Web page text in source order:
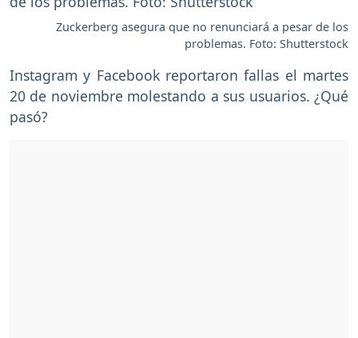
Zuckerberg asegura que no renunciará a pesar de los
problemas. Foto: Shutterstock
Instagram y Facebook reportaron fallas el martes
20 de noviembre molestando a sus usuarios. ¿Qué
pasó?